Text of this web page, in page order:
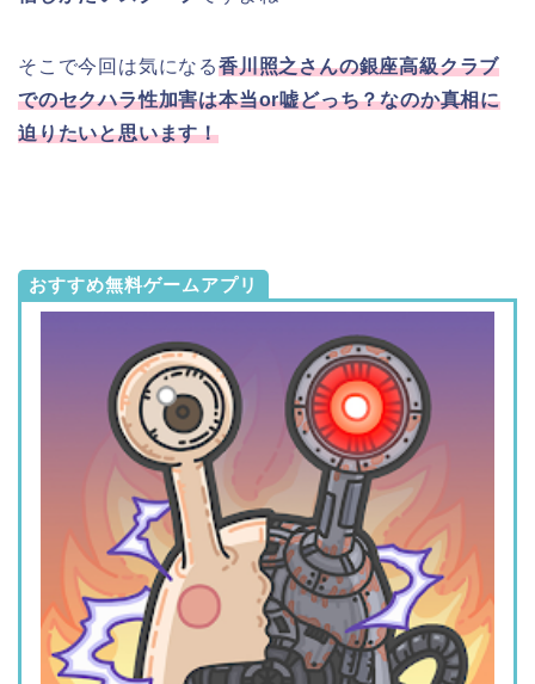
そこで今回は気になる香川照之さんの銀座高級クラブ
でのセクハラ性加害は本当or嘘どっち？なのか真相に
迫りたいと思います！
おすすめ無料ゲームアプリ